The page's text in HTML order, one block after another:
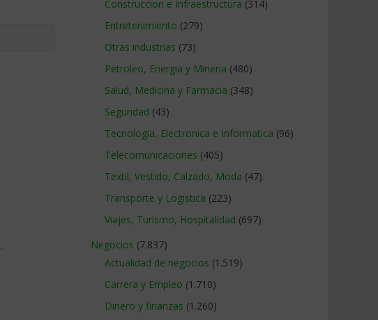
.
Construccion e Infraestructura (314)
Entretenimiento (279)
Otras industrias (73)
Petroleo, Energia y Mineria (480)
Salud, Medicina y Farmacia (348)
Seguridad (43)
Tecnologia, Electronica e Informatica (96)
Telecomunicaciones (405)
Textil, Vestido, Calzado, Moda (47)
Transporte y Logistica (223)
Viajes, Turismo, Hospitalidad (697)
Negocios (7.837)
Actualidad de negocios (1.519)
Carrera y Empleo (1.710)
Dinero y finanzas (1.260)